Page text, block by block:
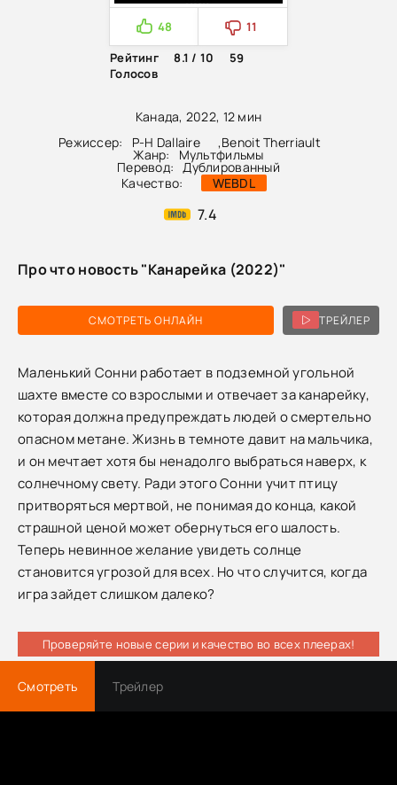
Канада, 2022, 12 мин
Режиссер:
P-H Dallaire ,Benoit Therriault
Жанр: Мультфильмы
Перевод: Дублированный
Качество:
WEBDL
7.4
48
11
Рейтинг
8.1 / 10
59
Голосов
СМОТРЕТЬ ОНЛАЙН ТРЕЙЛЕР
Про что новость "Канарейка (2022)"
Маленький Сонни работает в подземной угольной
шахте вместе со взрослыми и отвечает за канарейку,
которая должна предупреждать людей о смертельно
опасном метане. Жизнь в темноте давит на мальчика,
и он мечтает хотя бы ненадолго выбраться наверх, к
солнечному свету. Ради этого Сонни учит птицу
притворяться мертвой, не понимая до конца, какой
страшной ценой может обернуться его шалость.
Теперь невинное желание увидеть солнце
становится угрозой для всех. Но что случится, когда
игра зайдет слишком далеко?
Проверяйте новые серии и качество во всех плеерах!
Смотреть Трейлер